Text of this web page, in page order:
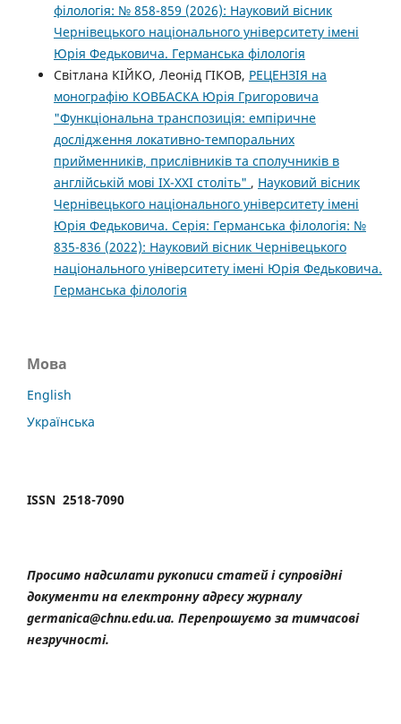
філологія: № 858-859 (2026): Науковий вісник
Чернівецького національного університету імені
Юрія Федьковича. Германська філологія
Світлана КІЙКО, Леонід ГІКОВ, РЕЦЕНЗІЯ на
монографію КОВБАСКА Юрія Григоровича
"Функціональна транспозиція: емпіричне
дослідження локативно-темпоральних
прийменників, прислівників та сполучників в
англійській мові ІХ-ХХІ століть" , Науковий вісник
Чернівецького національного університету імені
Юрія Федьковича. Серія: Германська філологія: №
835-836 (2022): Науковий вісник Чернівецького
національного університету імені Юрія Федьковича.
Германська філологія
Мова
English
Українська
ISSN 2518-7090
Просимо надсилати рукописи статей і супровідні
документи на електронну адресу журналу
germanica@chnu.edu.ua. Перепрошуємо за тимчасові
незручності.